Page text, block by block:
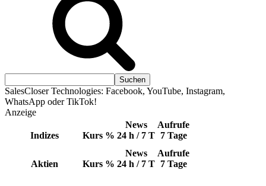
SalesCloser Technologies: Facebook, YouTube, Instagram,
WhatsApp oder TikTok!
Anzeige
Indizes Kurs %
News
24 h / 7 T
Aufrufe
7 Tage
Aktien Kurs %
News
24 h / 7 T
Aufrufe
7 Tage